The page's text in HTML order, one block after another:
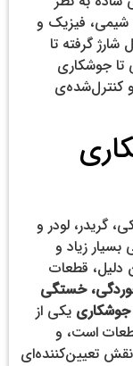
شیمی، فیزیک و
گرفته تا
تا جوشکاری
کنترل‌شده‌ی
گریدر، لودر و
زیاد و
دلیل، قطعات
خستگی
جوشکاری یکی از
است، و
تعیین‌کننده‌ای